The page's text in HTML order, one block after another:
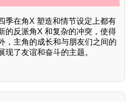
季在角X 塑造和情节设定上都有
的反派角X 和复杂的冲突，使得
，主角的成长和与朋友们之间的
现了友谊和奋斗的主题。